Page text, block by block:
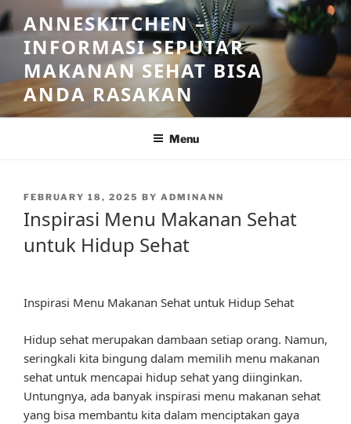
Skip
to
content
ANNESKITCHEN –
INFORMASI SEPUTAR
MAKANAN SEHAT BISA
ANDA RASAKAN
Menu
POSTED
FEBRUARY 18, 2025 BY ADMINANN
Inspirasi Menu Makanan Sehat
untuk Hidup Sehat
Inspirasi Menu Makanan Sehat untuk Hidup Sehat
Hidup sehat merupakan dambaan setiap orang. Namun,
seringkali kita bingung dalam memilih menu makanan
sehat untuk mencapai hidup sehat yang diinginkan.
Untungnya, ada banyak inspirasi menu makanan sehat
yang bisa membantu kita dalam menciptakan gaya